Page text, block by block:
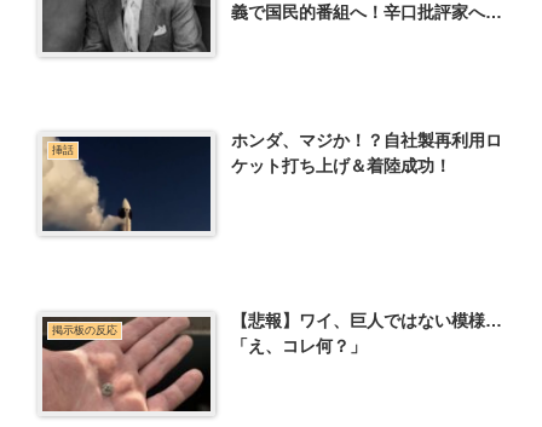
義で国民的番組へ！辛口批評家への
挿話
ホンダ、マジか！？自社製再利用ロ
ケット打ち上げ＆着陸成功！
掲示板の反応
【悲報】ワイ、巨人ではない模様…
「え、コレ何？」